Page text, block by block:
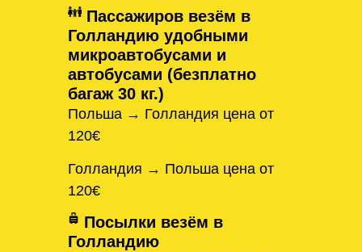
Пассажиров везём в
Голландию удобными
микроавтобусами и
автобусами (безплатно
багаж 30 кг.)
Польша → Голландия цена от
120€
Голландия → Польша цена от
120€
Посылки везём в
Голландию